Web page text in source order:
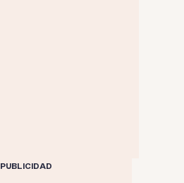
PUBLICIDAD